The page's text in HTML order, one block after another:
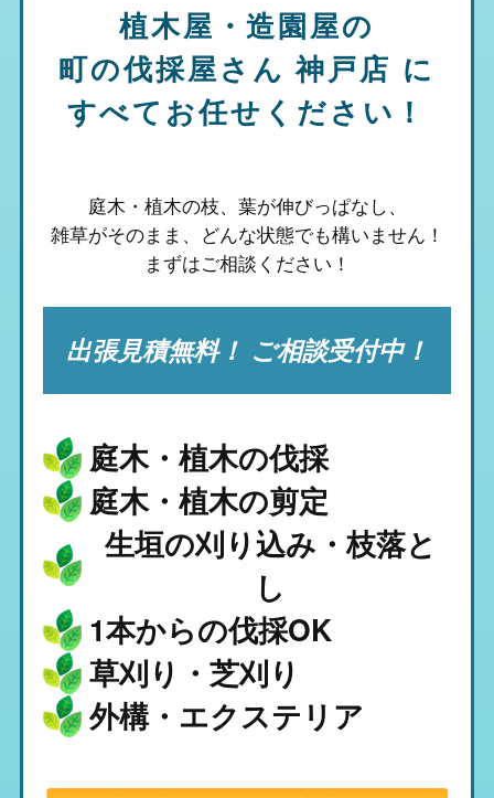
植木屋・造園屋の
町の伐採屋さん 神戸店 に
すべてお任せください！
庭木・植木の枝、葉が伸びっぱなし、
雑草がそのまま、 どんな状態でも構いません！
まずはご相談ください！
出張見積無料！ ご相談受付中！
庭木・植木の伐採
1本からの伐採OK
庭木・植木の剪定
草刈り・芝刈り
生垣の刈り込み・枝落と
し
外構・エクステリア